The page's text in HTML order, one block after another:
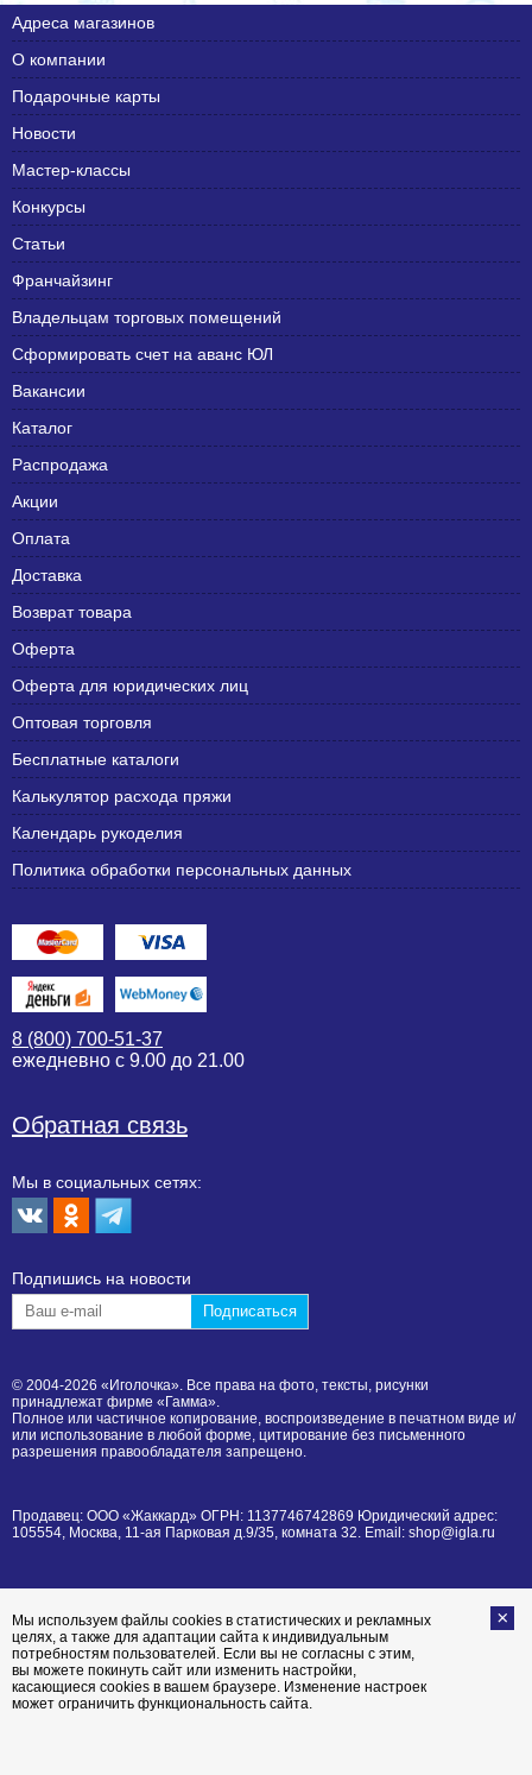
Адреса магазинов
О компании
Подарочные карты
Новости
Мастер-классы
Конкурсы
Статьи
Франчайзинг
Владельцам торговых помещений
Сформировать счет на аванс ЮЛ
Вакансии
Каталог
Распродажа
Акции
Оплата
Доставка
Возврат товара
Оферта
Оферта для юридических лиц
Оптовая торговля
Бесплатные каталоги
Калькулятор расхода пряжи
Календарь рукоделия
Политика обработки персональных данных
8 (800) 700-51-37
ежедневно с 9.00 до 21.00
Обратная связь
Мы в социальных сетях:
Подпишиcь на новости
© 2004-2026 «Иголочка». Все права на фото, тексты, рисунки
принадлежат фирме «Гамма».
Полное или частичное копирование, воспроизведение в печатном виде и/
или использование в любой форме, цитирование без письменного
разрешения правообладателя запрещено.
Продавец: ООО «Жаккард» ОГРН: 1137746742869 Юридический адрес:
105554, Москва, 11-ая Парковая д.9/35, комната 32. Email: shop@igla.ru
Мы используем файлы cookies в статистических и рекламных
целях, а также для адаптации сайта к индивидуальным
потребностям пользователей. Если вы не согласны с этим,
вы можете покинуть сайт или изменить настройки,
касающиеся cookies в вашем браузере. Изменение настроек
может ограничить функциональность сайта.